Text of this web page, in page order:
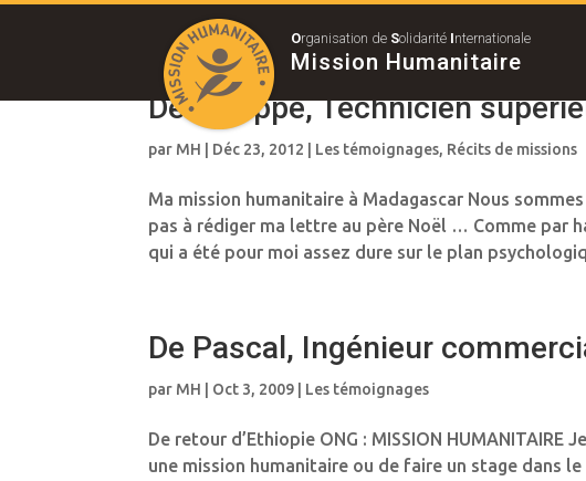
Organisation de Solidarité Internationale
Mission Humanitaire
De Philippe, Technicien
par MH Déc 23, 2012 Les témoignages, Récits de missions
Ma mission humanitaire à Madagascar Nous
pas à rédiger ma lettre au père Noël … Comme par
qui a été pour moi assez dure sur le plan
De Pascal, Ingénieur
par MH Oct 3, 2009 Les témoignages
De retour d’Ethiopie ONG : MISSION
une mission humanitaire ou de faire un stage dans